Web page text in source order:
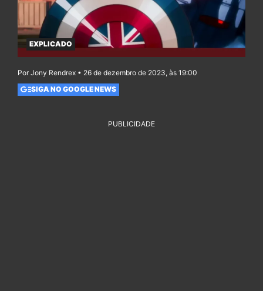
EXPLICADO
Por Jony Rendrex • 26 de dezembro de 2023, às 19:00
SIGA NO GOOGLE NEWS
PUBLICIDADE